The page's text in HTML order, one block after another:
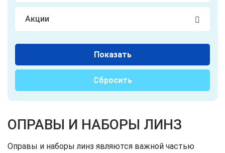
Акции
Показать
Сбросить
ОПРАВЫ И НАБОРЫ ЛИНЗ
Оправы и наборы линз являются важной частью